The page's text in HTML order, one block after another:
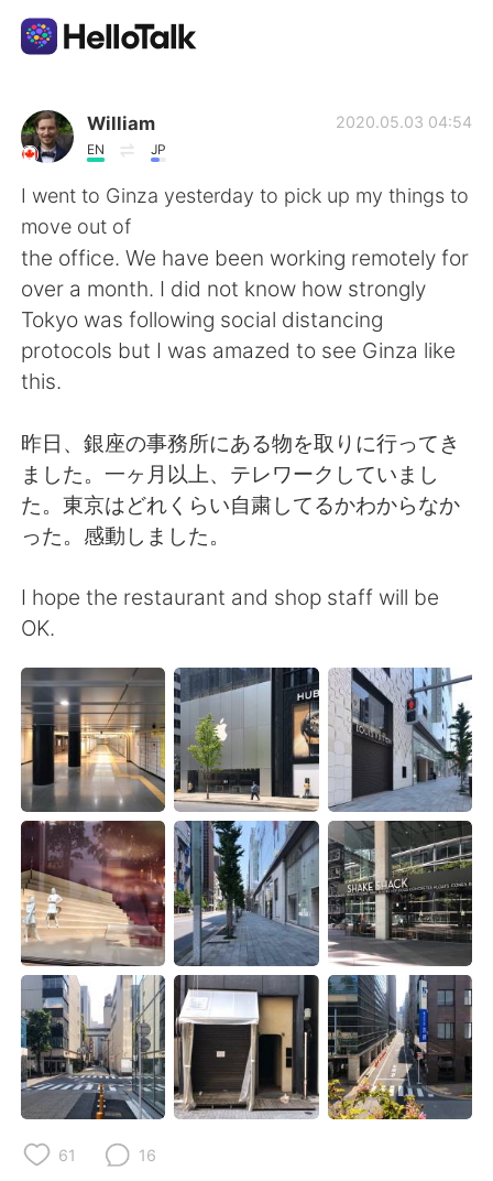
Ứng dụng trao đổi ngôn ngữ
AI Grammar Checker
Tiếng Việt
English 简体中文
繁體中文
العربية Français
Deutsch 日本語
ไทย Indonesia
Italiano Türkçe
Português
William
EN JP
2020.05.03 04:54
I went to Ginza yesterday to pick up my things to
move out of
the office. We have been working remotely for
over a month. I did not know how strongly
Tokyo was following social distancing
protocols but I was amazed to see Ginza like
this.
昨日、銀座の事務所にある物を取りに行ってき
ました。一ヶ月以上、テレワークしていまし
た。東京はどれくらい自粛してるかわからなか
った。感動しました。
I hope the restaurant and shop staff will be
OK.
61 16